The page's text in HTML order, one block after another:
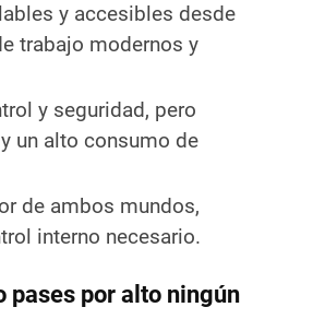
y accesibles desde
trabajo modernos y
y seguridad, pero
un alto consumo de
de ambos mundos,
interno necesario.
pases por alto ningún